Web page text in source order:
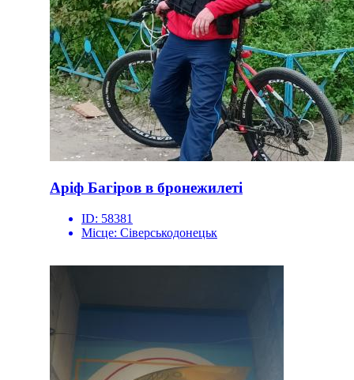
Аріф Багіров в бронежилеті
ID: 58381
Місце: Сіверськодонецьк